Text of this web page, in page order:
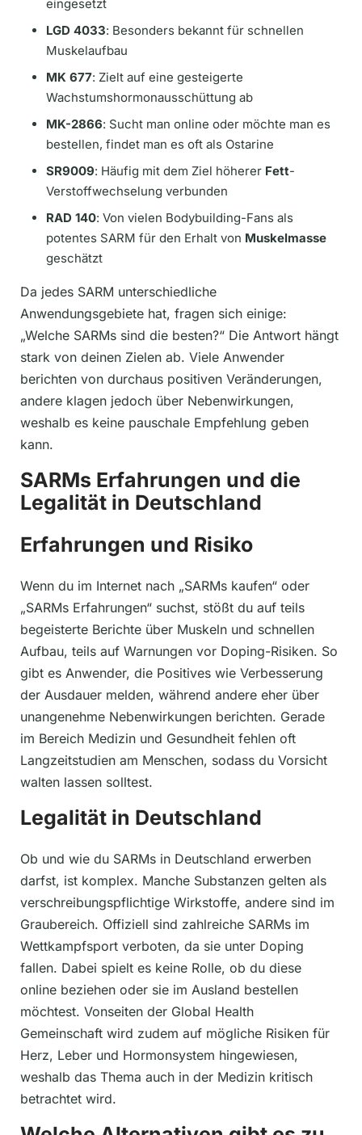
eingesetzt
LGD 4033: Besonders bekannt für schnellen
Muskelaufbau
MK 677: Zielt auf eine gesteigerte
Wachstumshormonausschüttung ab
MK-2866: Sucht man online oder möchte man es
bestellen, findet man es oft als Ostarine
SR9009: Häufig mit dem Ziel höherer Fett-
Verstoffwechselung verbunden
RAD 140: Von vielen Bodybuilding-Fans als
potentes SARM für den Erhalt von Muskelmasse
geschätzt
Da jedes SARM unterschiedliche
Anwendungsgebiete hat, fragen sich einige:
„Welche SARMs sind die besten?“ Die Antwort hängt
stark von deinen Zielen ab. Viele Anwender
berichten von durchaus positiven Veränderungen,
andere klagen jedoch über Nebenwirkungen,
weshalb es keine pauschale Empfehlung geben
kann.
SARMs Erfahrungen und die
Legalität in Deutschland
Erfahrungen und Risiko
Wenn du im Internet nach „SARMs kaufen“ oder
„SARMs Erfahrungen“ suchst, stößt du auf teils
begeisterte Berichte über Muskeln und schnellen
Aufbau, teils auf Warnungen vor Doping-Risiken. So
gibt es Anwender, die Positives wie Verbesserung
der Ausdauer melden, während andere eher über
unangenehme Nebenwirkungen berichten. Gerade
im Bereich Medizin und Gesundheit fehlen oft
Langzeitstudien am Menschen, sodass du Vorsicht
walten lassen solltest.
Legalität in Deutschland
Ob und wie du SARMs in Deutschland erwerben
darfst, ist komplex. Manche Substanzen gelten als
verschreibungspflichtige Wirkstoffe, andere sind im
Graubereich. Offiziell sind zahlreiche SARMs im
Wettkampfsport verboten, da sie unter Doping
fallen. Dabei spielt es keine Rolle, ob du diese
online beziehen oder sie im Ausland bestellen
möchtest. Vonseiten der Global Health
Gemeinschaft wird zudem auf mögliche Risiken für
Herz, Leber und Hormonsystem hingewiesen,
weshalb das Thema auch in der Medizin kritisch
betrachtet wird.